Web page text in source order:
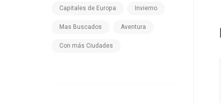
Capitales de Europa Invierno
Mas Buscados Aventura
Con más Ciudades